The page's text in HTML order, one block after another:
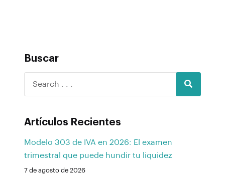
Buscar
Artículos Recientes
Modelo 303 de IVA en 2026: El examen
trimestral que puede hundir tu liquidez
7 de agosto de 2026